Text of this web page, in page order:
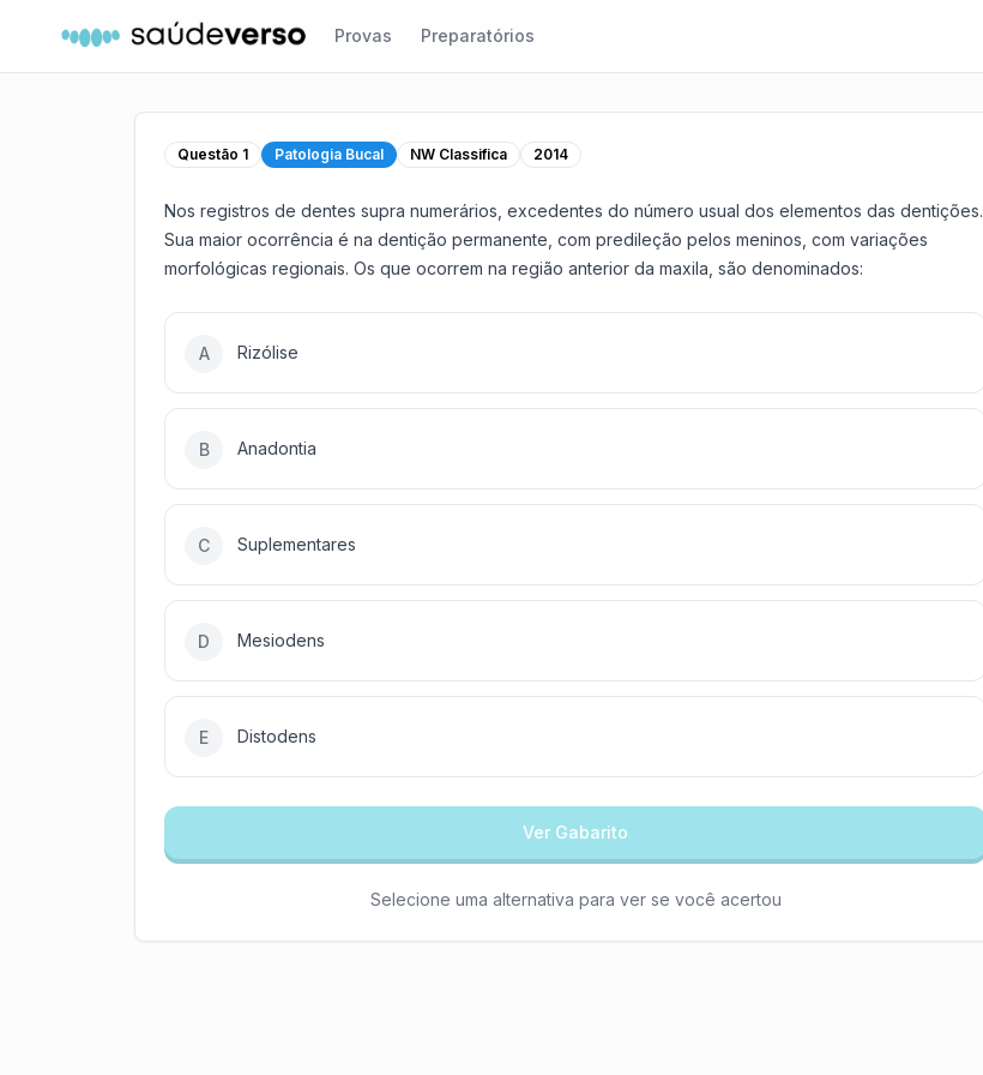
Provas Preparatórios
Questão 1 Patologia Bucal NW Classifica 2014
Nos registros de dentes supra numerários, excedentes do número usual dos elementos das dentições.
Sua maior ocorrência é na dentição permanente, com predileção pelos meninos, com variações
morfológicas regionais. Os que ocorrem na região anterior da maxila, são denominados:
A Rizólise
B Anadontia
C Suplementares
D Mesiodens
E Distodens
Ver Gabarito
Selecione uma alternativa para ver se você acertou